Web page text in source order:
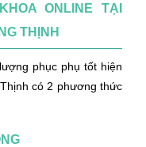
ONLINE TẠI
THỊNH
phục phụ tốt hiện
có 2 phương thức